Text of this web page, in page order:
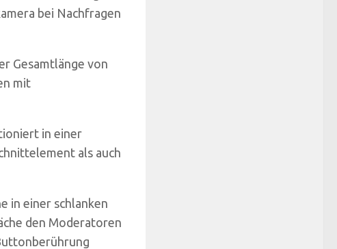
bei Nachfragen
Gesamtlänge von
mit
in einer
als auch
in einer schlanken
den Moderatoren